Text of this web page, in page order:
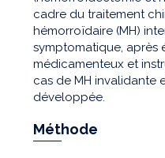
cadre du traitement
hémorroïdaire (MH)
symptomatique, après
médicamenteux et
cas de MH invalidante
développée.
Méthode